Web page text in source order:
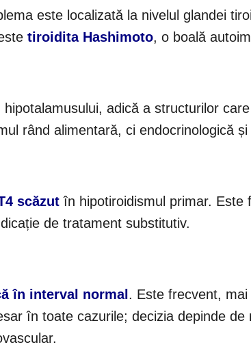
este localizată la nivelul glandei
tiroidita Hashimoto, o boală
adică a structurilor
rând alimentară, ci endocrinologică și
scăzut în hipotiroidismul primar. Este
de tratament substitutiv.
în interval normal . Este frecvent,
în toate cazurile; decizia depinde de